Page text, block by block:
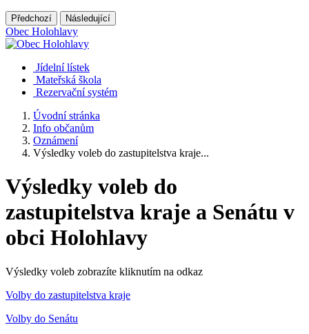
Předchozí Následující
Obec Holohlavy
Jídelní lístek
Mateřská škola
Rezervační systém
Úvodní stránka
Info občanům
Oznámení
Výsledky voleb do zastupitelstva kraje...
Výsledky voleb do
zastupitelstva kraje a Senátu v
obci Holohlavy
Výsledky voleb zobrazíte kliknutím na odkaz
Volby do zastupitelstva kraje
Volby do Senátu